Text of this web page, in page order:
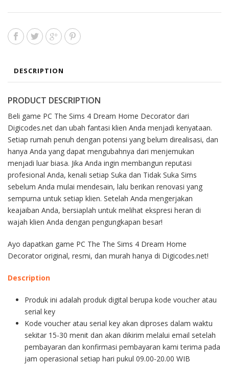
DESCRIPTION
PRODUCT DESCRIPTION
Beli game PC The Sims 4 Dream Home Decorator dari
Digicodes.net dan ubah fantasi klien Anda menjadi kenyataan.
Setiap rumah penuh dengan potensi yang belum direalisasi, dan
hanya Anda yang dapat mengubahnya dari menjemukan
menjadi luar biasa. Jika Anda ingin membangun reputasi
profesional Anda, kenali setiap Suka dan Tidak Suka Sims
sebelum Anda mulai mendesain, lalu berikan renovasi yang
sempurna untuk setiap klien. Setelah Anda mengerjakan
keajaiban Anda, bersiaplah untuk melihat ekspresi heran di
wajah klien Anda dengan pengungkapan besar!
Ayo dapatkan game PC The The Sims 4 Dream Home
Decorator original, resmi, dan murah hanya di Digicodes.net!
Description
Produk ini adalah produk digital berupa kode voucher atau
serial key
Kode voucher atau serial key akan diproses dalam waktu
sekitar 15-30 menit dan akan dikirim melalui email setelah
pembayaran dan konfirmasi pembayaran kami terima pada
jam operasional setiap hari pukul 09.00-20.00 WIB